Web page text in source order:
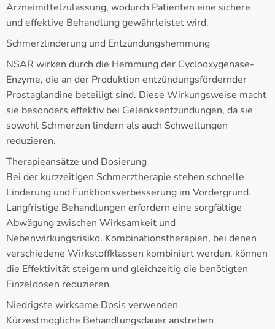
Arzneimittelzulassung, wodurch Patienten eine sichere
und effektive Behandlung gewährleistet wird.
Schmerzlinderung und Entzündungshemmung
NSAR wirken durch die Hemmung der Cyclooxygenase-
Enzyme, die an der Produktion entzündungsfördernder
Prostaglandine beteiligt sind. Diese Wirkungsweise macht
sie besonders effektiv bei Gelenksentzündungen, da sie
sowohl Schmerzen lindern als auch Schwellungen
reduzieren.
Therapieansätze und Dosierung
Bei der kurzzeitigen Schmerztherapie stehen schnelle
Linderung und Funktionsverbesserung im Vordergrund.
Langfristige Behandlungen erfordern eine sorgfältige
Abwägung zwischen Wirksamkeit und
Nebenwirkungsrisiko. Kombinationstherapien, bei denen
verschiedene Wirkstoffklassen kombiniert werden, können
die Effektivität steigern und gleichzeitig die benötigten
Einzeldosen reduzieren.
Niedrigste wirksame Dosis verwenden
Kürzestmögliche Behandlungsdauer anstreben